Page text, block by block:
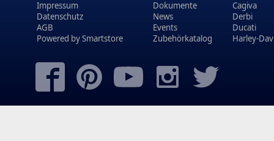
Impressum
Datenschutz
AGB
Powered bySmartstore
Dokumente
News
Events
Zubehörkatalog
Cagiva
Derbi
Ducati
Harley-